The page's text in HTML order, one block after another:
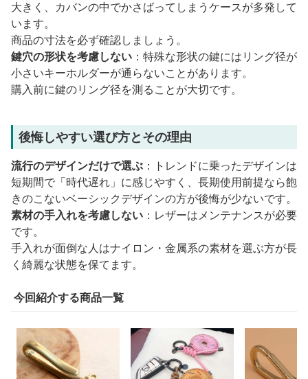
大きく、カバンの中でかさばってしまうケースが多発して
います。
商品の寸法を必ず確認しましょう。
鍵穴の形状を考慮しない ：特殊な形状の鍵にはリング径が
小さいキーホルダーが通らないことがあります。
購入前に鍵のリング径を測ることが大切です。
後悔しやすい選び方とその理由
流行のデザインだけで選ぶ ：トレンドに乗ったデザインは
短期間で「時代遅れ」に感じやすく、長期使用前提なら飽
きのこないベーシックデザインの方が後悔が少ないです。
素材の手入れを考慮しない ：レザーはメンテナンスが必要
です。
手入れが面倒な人はナイロン・金属系の素材を選ぶ方が長
く綺麗な状態を保てます。
今回紹介する商品一覧